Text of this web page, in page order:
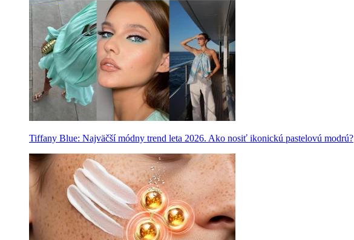
Tiffany Blue: Najväčší módny trend leta 2026. Ako nosiť ikonickú pastelovú modrú?